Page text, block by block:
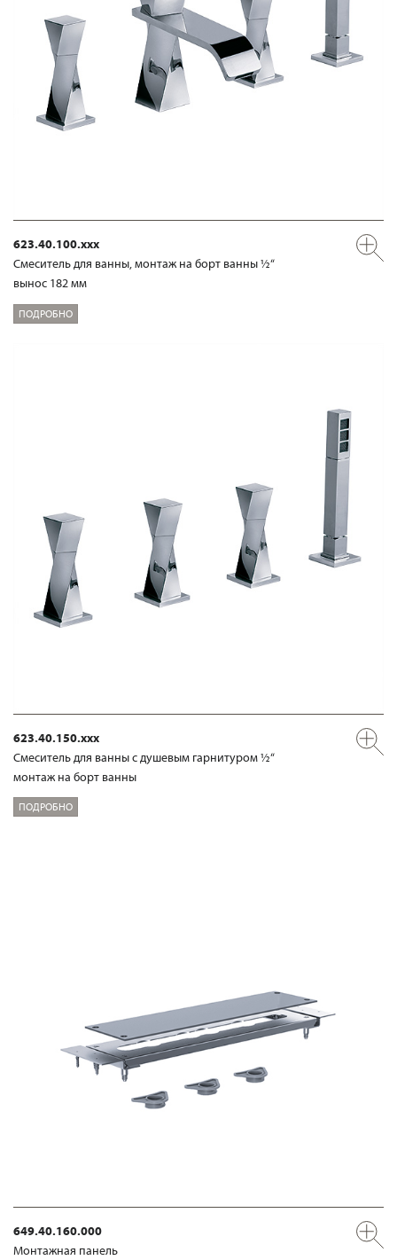
623.40.100.xxx
Смеситель для ванны, монтаж на борт ванны ½“
вынос 182 мм
ПОДРОБНО
623.40.150.xxx
Смеситель для ванны с душевым гарнитуром ½“
монтаж на борт ванны
ПОДРОБНО
649.40.160.000
Mонтажная панель